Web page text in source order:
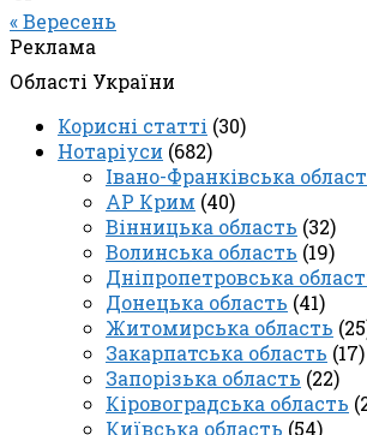
« Вересень
Реклама
Області України
Корисні статті (30)
Нотаріуси (682)
Івано-Франківська
АР Крим (40)
Вінницька область (32)
Волинська область (19)
Дніпропетровська
Донецька область (41)
Житомирська область
Закарпатська область (17)
Запорізька область (22)
Кіровоградська область
Київська область (54)